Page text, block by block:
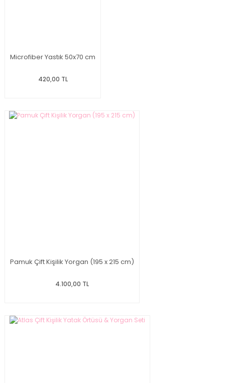
Microfiber Yastık 50x70 cm
420,00 TL
Pamuk Çift Kişilik Yorgan (195 x 215 cm)
4.100,00 TL